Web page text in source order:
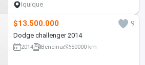
Iquique
$13.500.000
9
Dodge challenger 2014
2014 Bencina 50000 km